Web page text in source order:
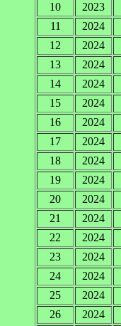
10
2023
11
2024
12
2024
13
2024
14
2024
15
2024
16
2024
17
2024
18
2024
19
2024
20
2024
21
2024
22
2024
23
2024
24
2024
25
2024
26
2024